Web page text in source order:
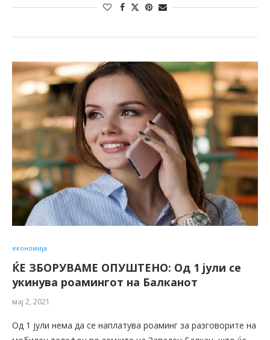
економија
ЌЕ ЗБОРУВАМЕ ОПУШТЕНО: Од 1 јули се
укинува роамингот на Балканот
мај 2, 2021
Oд 1 јули нема да се наплатува роаминг за разговорите на